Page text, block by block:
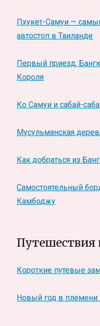
Пхукет-Самуи —
автостоп в Таиланде
Первый приезд,
Короля
Ко Самуи и сабай-
Мусульманская
Как добраться из
Самостоятельный
Камбоджу
Путешествия
Короткие путевые
Новый год в